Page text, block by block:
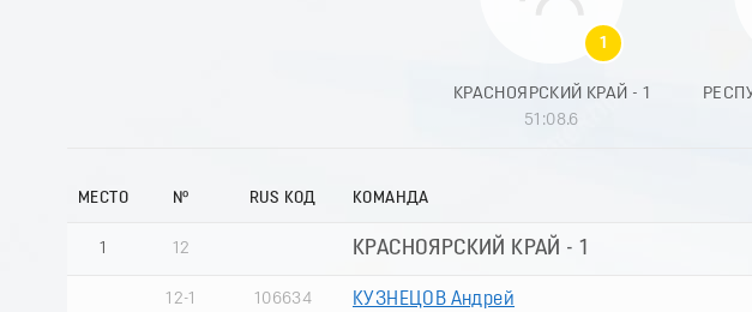
1
КРАСНОЯРСКИЙ КРАЙ - 1
51:08.6
МЕСТО № RUS КОД КОМАНДА
1 12 КРАСНОЯРСКИЙ КРАЙ - 1
12-1 106634 КУЗНЕЦОВ Андрей